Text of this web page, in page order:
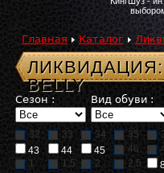
Главная Каталог
BELLY
Сезон : Вид обуви :
32 33 34 35
43
44 45 46
1
1,5 2 2,5